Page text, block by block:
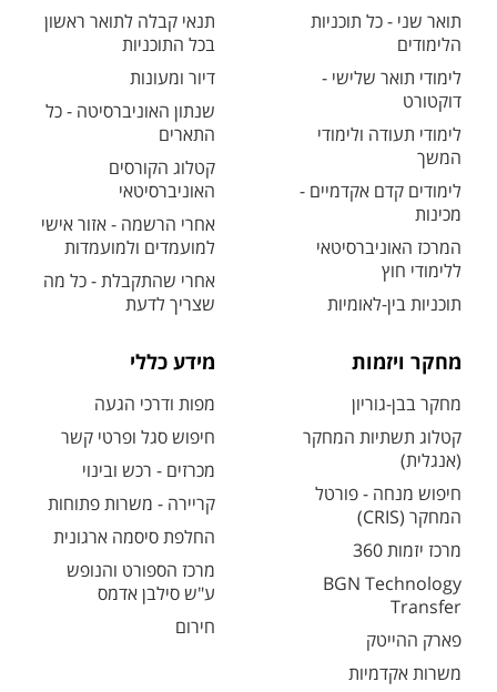
תואר שני - כל תוכניות
הלימודים
לימודי תואר שלישי -
דוקטורט
לימודי תעודה ולימודי
המשך
לימודים קדם אקדמיים -
מכינות
המרכז האוניברסיטאי
ללימודי חוץ
תוכניות בין-לאומיות
תנאי קבלה לתואר ראשון
בכל התוכניות
דיור ומעונות
שנתון האוניברסיטה - כל
התארים
קטלוג הקורסים
האוניברסיטאי
אחרי הרשמה - אזור אישי
למועמדים ולמועמדות
אחרי שהתקבלת - כל מה
שצריך לדעת
מחקר ויזמות
מחקר בבן-גוריון
קטלוג תשתיות המחקר
(אנגלית)
חיפוש מנחה - פורטל
המחקר (CRIS)
מרכז יזמות 360
BGN Technology
Transfer
פארק ההייטק
משרות אקדמיות
מידע כללי
מפות ודרכי הגעה
חיפוש סגל ופרטי קשר
מכרזים - רכש ובינוי
קריירה - משרות פתוחות
החלפת סיסמה ארגונית
מרכז הספורט והנופש
ע"ש סילבן אדמס
חירום